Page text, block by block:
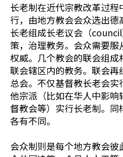
长老制在近代宗教改革过
行，由地方教会会众选出
长老组成长老议会（
策，治理教务。会众需要
权威。几个教会的联会组
联会辖区内的教务。联会
总会。不仅基督教长老会
他宗派（比如在华人中影
督教会等）实行长老制。
各有不同。
会众制则是每个地方教会